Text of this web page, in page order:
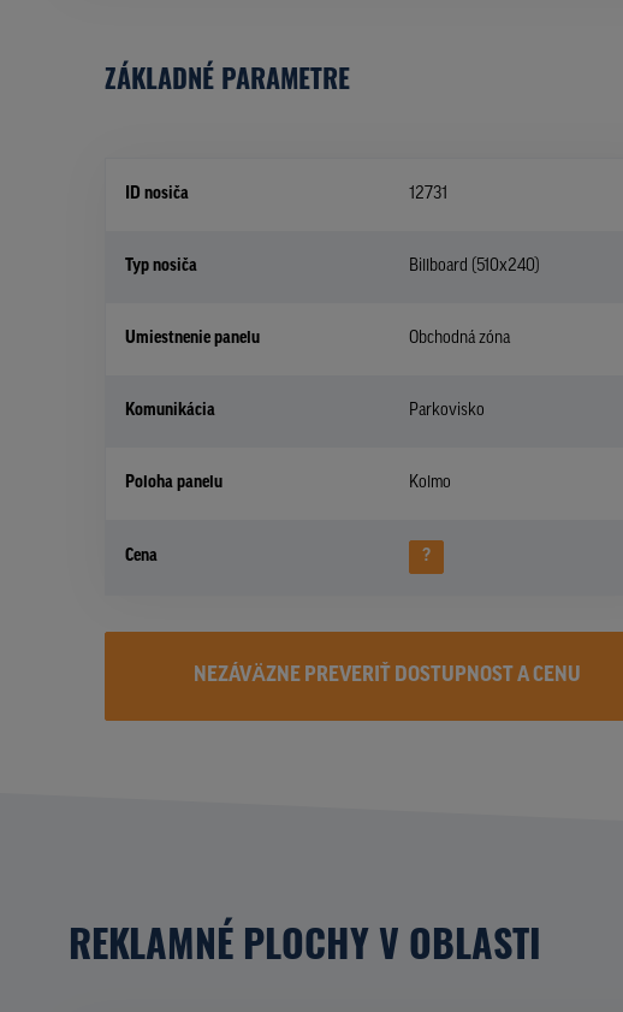
ZÁKLADNÉ PARAMETRE
ID nosiča 12731
Typ nosiča Billboard (510x240)
Umiestnenie panelu Obchodná zóna
Komunikácia Parkovisko
Poloha panelu Kolmo
Cena ?
NEZÁVÄZNE PREVERIŤ DOSTUPNOST A CENU
REKLAMNÉ PLOCHY V OBLASTI